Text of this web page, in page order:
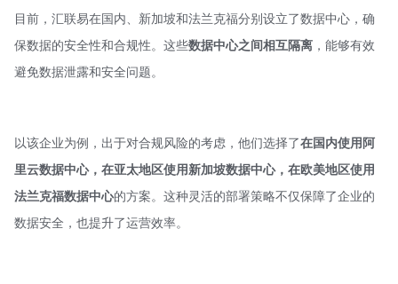
目前，汇联易在国内、新加坡和法兰克福分别设立了数据中心，确
保数据的安全性和合规性。这些数据中心之间相互隔离 ，能够有效
避免数据泄露和安全问题。
以该企业为例，出于对合规风险的考虑，他们选择了在国内使用阿
里云数据中心，在亚太地区使用新加坡数据中心，在欧美地区使用
法兰克福数据中心的方案。这种灵活的部署策略不仅保障了企业的
数据安全，也提升了运营效率。